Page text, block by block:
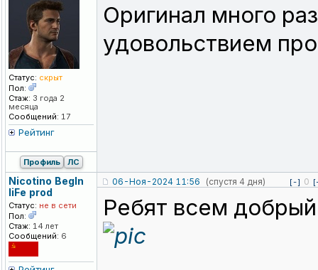
Статус: скрыт
Пол:
Стаж: 3 года 2
месяца
Сообщений: 17
Рейтинг
Оригинал много
удовольствием
Профиль ЛС
Nicotino BegIn
liFe prod
Статус: не в сети
Пол:
Стаж: 14 лет
Сообщений: 6
06-Ноя-2024 11:56 (спустя 4 дня) [-] 0
Ребят всем